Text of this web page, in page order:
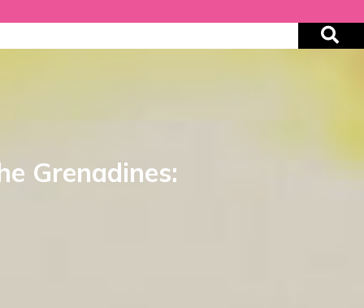
Grenadines: